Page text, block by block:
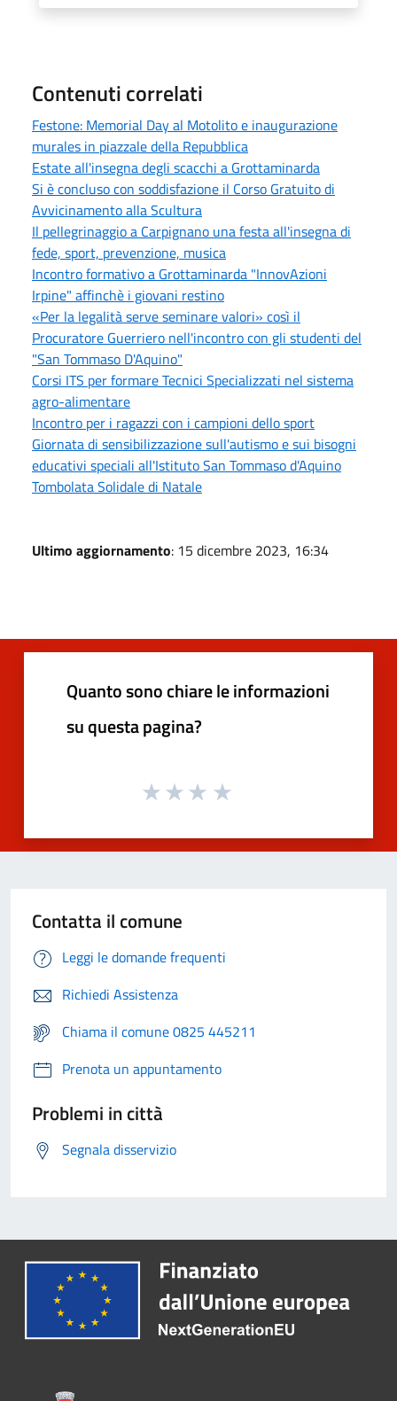
Contenuti correlati
Festone: Memorial Day al Motolito e inaugurazione
murales in piazzale della Repubblica
Estate all'insegna degli scacchi a Grottaminarda
Si è concluso con soddisfazione il Corso Gratuito di
Avvicinamento alla Scultura
Il pellegrinaggio a Carpignano una festa all'insegna di
fede, sport, prevenzione, musica
Incontro formativo a Grottaminarda "InnovAzioni
Irpine" affinchè i giovani restino
«Per la legalità serve seminare valori» così il
Procuratore Guerriero nell'incontro con gli studenti del
"San Tommaso D'Aquino"
Corsi ITS per formare Tecnici Specializzati nel sistema
agro-alimentare
Incontro per i ragazzi con i campioni dello sport
Giornata di sensibilizzazione sull'autismo e sui bisogni
educativi speciali all'Istituto San Tommaso d'Aquino
Tombolata Solidale di Natale
Ultimo aggiornamento: 15 dicembre 2023, 16:34
Quanto sono chiare le informazioni
su questa pagina?
Contatta il comune
Leggi le domande frequenti
Richiedi Assistenza
Chiama il comune 0825 445211
Prenota un appuntamento
Problemi in città
Segnala disservizio